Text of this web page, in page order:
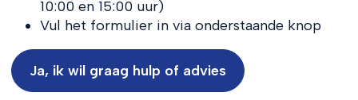
10:00 en 15:00 uur)
Vul het formulier in via onderstaande knop
Ja, ik wil graag hulp of advies